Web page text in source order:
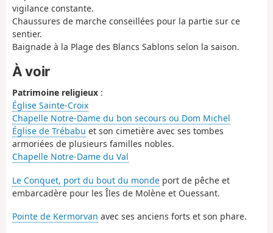
vigilance constante.
Chaussures de marche conseillées pour la partie sur ce
sentier.
Baignade à la Plage des Blancs Sablons selon la saison.
À voir
Patrimoine religieux :
Église Sainte-Croix
Chapelle Notre-Dame du bon secours ou Dom Michel
Église de Trébabu et son cimetière avec ses tombes
armoriées de plusieurs familles nobles.
Chapelle Notre-Dame du Val
Le Conquet, port du bout du monde port de pêche et
embarcadère pour les Îles de Molène et Ouessant.
Pointe de Kermorvan avec ses anciens forts et son phare.